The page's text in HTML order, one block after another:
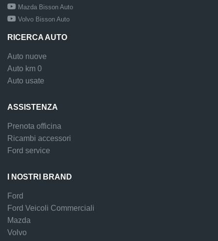
Mazda Bisson Auto
Volvo Bisson Auto
RICERCA AUTO
Auto nuove
Auto km 0
Auto usate
ASSISTENZA
Prenota officina
Ricambi accessori
Ford service
I NOSTRI BRAND
Ford
Ford Veicoli Commerciali
Mazda
Volvo